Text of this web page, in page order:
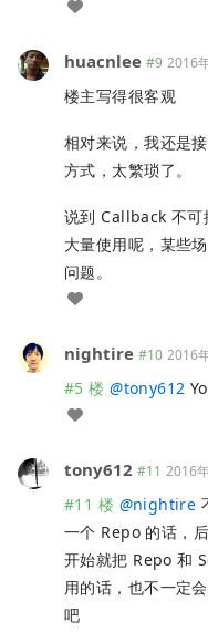
huacnlee #9 2016
楼主写得很客观
相对来说，我还是
方式，太繁琐了。
说到 Callback 不可
大量使用呢，某些
问题。
nightire #10 2016
#5 楼 @tony612
tony612 #11 2016
#11 楼 @nightire
一个 Repo 的话，
开始就把 Repo 和
用的话，也不一定
吧